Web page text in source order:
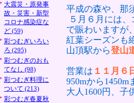
大震災・原発事
故・災害・新型
コロナ感染症な
ど (59)
彩つむぎいろい
ろ (295)
彩つむぎのおも
てなし (98)
彩つむぎ料理に
ついて (213)
彩つむぎ春夏秋
平成の森や、那
５月６月には
で賑わいますが
紅葉シーズンも
山頂駅から登山
営業は １１月６
950mから
大人1600円、子